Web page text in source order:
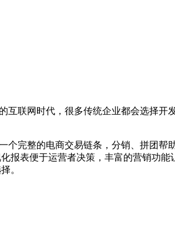
互联网时代，很多传统企业都会选择开
个完整的电商交易链条，分销、拼团
报表便于运营者决策，丰富的营销功
。